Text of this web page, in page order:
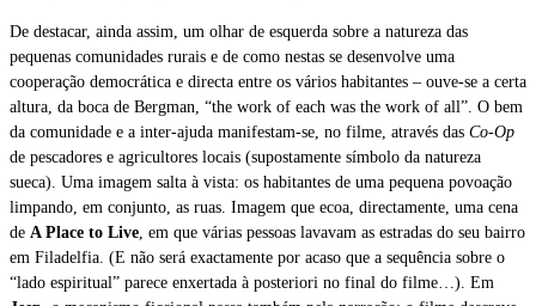
De destacar, ainda assim, um olhar de esquerda sobre a natureza das
pequenas comunidades rurais e de como nestas se desenvolve uma
cooperação democrática e directa entre os vários habitantes – ouve-se a certa
altura, da boca de Bergman, “the work of each was the work of all”. O bem
da comunidade e a inter-ajuda manifestam-se, no filme, através das Co-Op
de pescadores e agricultores locais (supostamente símbolo da natureza
sueca). Uma imagem salta à vista: os habitantes de uma pequena povoação
limpando, em conjunto, as ruas. Imagem que ecoa, directamente, uma cena
de A Place to Live , em que várias pessoas lavavam as estradas do seu bairro
em Filadelfia. (E não será exactamente por acaso que a sequência sobre o
“lado espiritual” parece enxertada à posteriori no final do filme…). Em